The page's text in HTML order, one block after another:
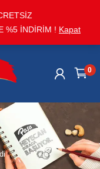
%5 İNDİRİM ! Kapat
0